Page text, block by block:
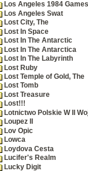
Los Angeles 1984 Games
Los Angeles Swat
Lost City, The
Lost In Space
Lost In The Antarctic
Lost In The Antarctica
Lost In The Labyrinth
Lost Ruby
Lost Temple of Gold, The
Lost Tomb
Lost Treasure
Lost!!!
Lotnictwo Polskie W II
Loupez II
Lov Opic
Lowca
Loydova Cesta
Lucifer's Realm
Lucky Digit